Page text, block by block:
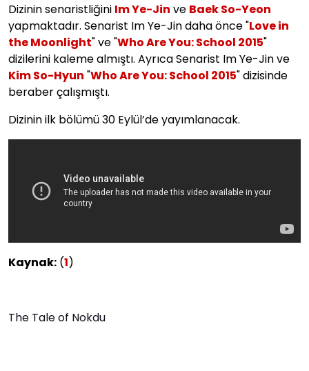
Dizinin senaristliğini Im Ye-Jin ve Baek So-Yeon
yapmaktadır. Senarist Im Ye-Jin daha önce "Love in
the Moonlight" ve "Who Are You: School 2015"
dizilerini kaleme almıştı. Ayrıca Senarist Im Ye-Jin ve
Kim So-Hyun "Who Are You: School 2015" dizisinde
beraber çalışmıştı.
Dizinin ilk bölümü 30 Eylül’de yayımlanacak.
Kaynak: (1)
The Tale of Nokdu